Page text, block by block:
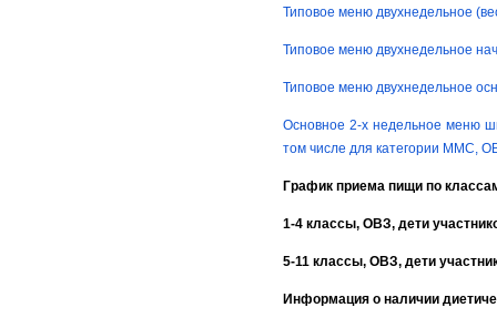
Типовое меню двухнедельное
Типовое меню двухнедельное
Типовое меню двухнедельное
Основное 2-х недельное меню
том числе для категории ММС,
График приема пищи по
1-4 классы, ОВЗ, дети
5-11 классы, ОВЗ, дети
Информация о наличии